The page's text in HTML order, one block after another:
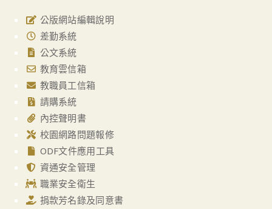
公版網站編輯說明
差勤系統
公文系統
教育雲信箱
教職員工信箱
請購系統
內控聲明書
校園網路問題報修
ODF文件應用工具
資通安全管理
職業安全衛生
捐款芳名錄及同意書